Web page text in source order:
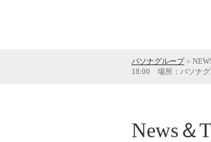
パソナグループ>
18:00 場所：パソナグ
News＆